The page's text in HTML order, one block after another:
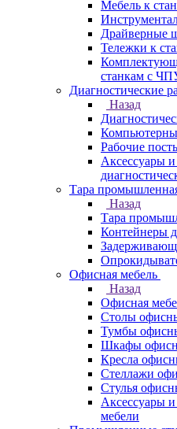
Мебель к
Драйверные
Тележки к
станкам с
Диагностические
Назад
Рабочие
Аксессуары
Тара
Назад
Тара
Контейнеры
Офисная мебель
Назад
Офисная
Столы
Тумбы
Шкафы
Кресла
Стеллажи
Стулья
Аксессуары
мебели